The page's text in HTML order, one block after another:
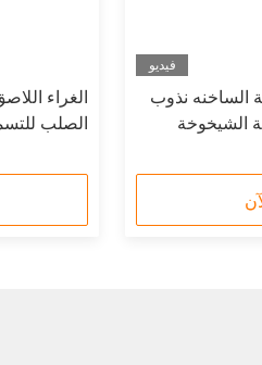
فيديو
الساخنه نذوب
الشيخوخة
الغراء
الصلب